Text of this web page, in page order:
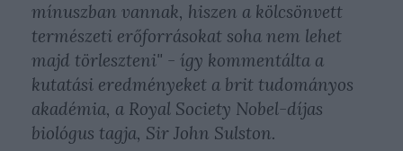
mínuszban vannak, hiszen a kölcsönvett
természeti erőforrásokat soha nem lehet
majd törleszteni" - így kommentálta a
kutatási eredményeket a brit tudományos
akadémia, a Royal Society Nobel-díjas
biológus tagja, Sir John Sulston.